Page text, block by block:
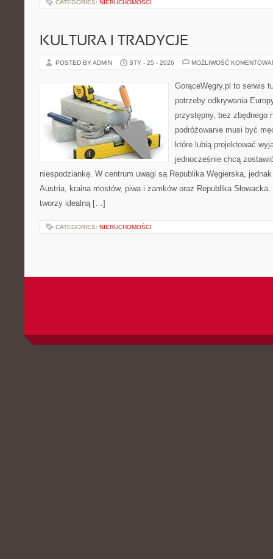
CATEGORIES: NIERUCHOMOŚCI
KULTURA I TRADYCJE
POSTED BY ADMIN STY - 25 - 2026 MOŻLIWOŚĆ
GorąceWęgry.pl to serwis
potrzeby odkrywania
przystępny, bez zbędnego
podróżowanie musi być
które lubią projektować
jednocześnie chcą
niespodziankę. W centrum uwagi są Republika Węgierska,
Austria, kraina mostów, piwa i zamków oraz Republika
tworzy idealną […]
CATEGORIES: NIERUCHOMOŚCI